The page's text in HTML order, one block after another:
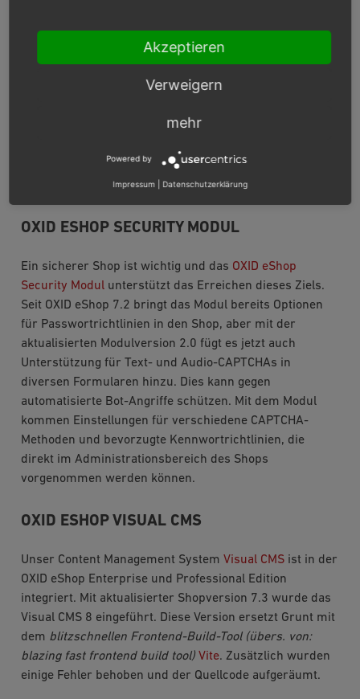
OXID ESHOP CONSISTENCY CHECK TOOL
bessere Datenpflege durch Integration von Befehlen zur
Bilddateien. Das Tool kann betroffene Bilder verschieben
Modus daher, um im ersten Schritt eine Analyse
durchzuführen bevor direkt gelöscht wird.
OXID ESHOP SECURITY MODUL
Ein sicherer Shop ist wichtig und das OXID eShop
Security Modulunterstützt das Erreichen dieses Ziels.
Seit OXID eShop 7.2 bringt das Modul bereits Optionen
für Passwortrichtlinien in den Shop, aber mit der
aktualisierten Modulversion 2.0 fügt es jetzt auch
Unterstützung für Text- und Audio-CAPTCHAs in
diversen Formularen hinzu. Dies kann gegen
automatisierte Bot-Angriffe schützen. Mit dem Modul
kommen Einstellungen für verschiedene CAPTCHA-
Methoden und bevorzugte Kennwortrichtlinien, die
direkt im Administrationsbereich des Shops
vorgenommen werden können.
OXID ESHOP VISUAL CMS
Unser Content Management System Visual CMSist in der
OXID eShop Enterprise und Professional Edition
integriert. Mit aktualisierter Shopversion 7.3 wurde das
Visual CMS 8 eingeführt. Diese Version ersetzt Grunt mit
dem blitzschnellen Frontend-Build-Tool (übers. von:
blazing fast frontend build tool) Vite. Zusätzlich wurden
einige Fehler behoben und der Quellcode aufgeräumt.
Akzeptieren
Verweigern
mehr
Powered by
Impressum Datenschutzerklärung